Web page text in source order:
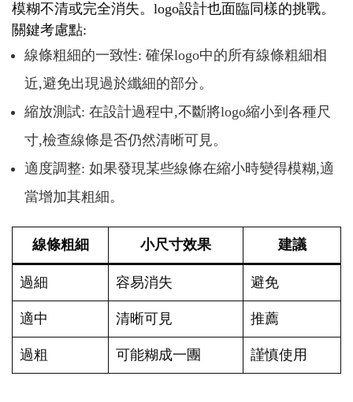
模糊不清或完全消失。logo設計也面臨同樣的挑戰。
關鍵考慮點:
線條粗細的一致性: 確保logo中的所有線條粗細相
近,避免出現過於纖細的部分。
縮放測試: 在設計過程中,不斷將logo縮小到各種尺
寸,檢查線條是否仍然清晰可見。
適度調整: 如果發現某些線條在縮小時變得模糊,適
當增加其粗細。
線條粗細 小尺寸效果 建議
過細 容易消失 避免
適中 清晰可見 推薦
過粗 可能糊成一團 謹慎使用